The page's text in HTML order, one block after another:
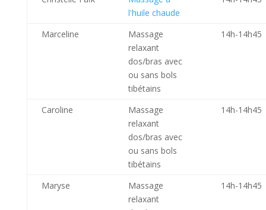
l'huile chaude
Marceline
Massage
relaxant
dos/bras avec
ou sans bols
tibétains
14h-14h45
Caroline
Massage
relaxant
dos/bras avec
ou sans bols
tibétains
14h-14h45
Maryse
Massage
relaxant
14h-14h45